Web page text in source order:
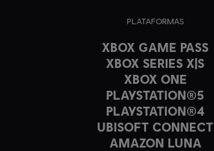
PLATAFORMAS
XBOX GAME PASS
XBOX SERIES X|S
XBOX ONE
PLAYSTATION®5
PLAYSTATION®4
UBISOFT CONNECT
AMAZON LUNA